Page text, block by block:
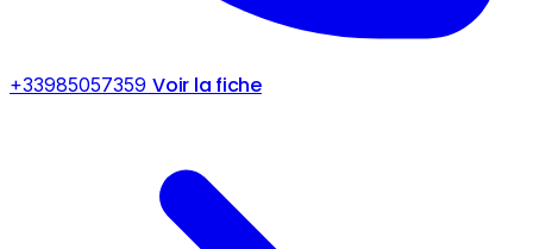
+33985057359 Voir la fiche